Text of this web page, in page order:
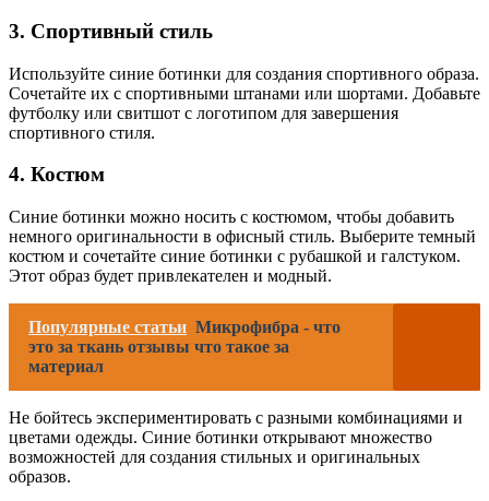
3. Спортивный стиль
Используйте синие ботинки для создания спортивного образа.
Сочетайте их с спортивными штанами или шортами. Добавьте
футболку или свитшот с логотипом для завершения
спортивного стиля.
4. Костюм
Синие ботинки можно носить с костюмом, чтобы добавить
немного оригинальности в офисный стиль. Выберите темный
костюм и сочетайте синие ботинки с рубашкой и галстуком.
Этот образ будет привлекателен и модный.
Популярные статьи Микрофибра - что
это за ткань отзывы что такое за
материал
Не бойтесь экспериментировать с разными комбинациями и
цветами одежды. Синие ботинки открывают множество
возможностей для создания стильных и оригинальных
образов.